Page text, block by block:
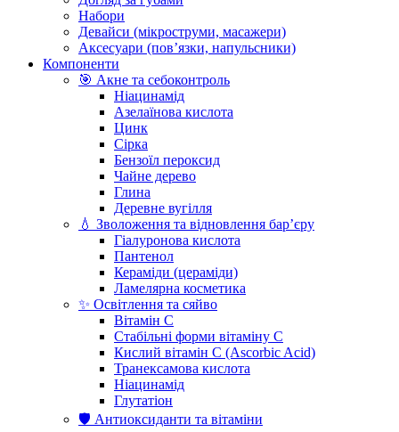
Набори
Девайси (мікроструми, масажери)
Аксесуари (повʼязки, напульсники)
Компоненти
🎯 Акне та себоконтроль
Ніацинамід
Азелаїнова кислота
Цинк
Сірка
Бензоїл пероксид
Чайне дерево
Глина
Деревне вугілля
💧 Зволоження та відновлення бар’єру
Гіалуронова кислота
Пантенол
Кераміди (цераміди)
Ламелярна косметика
✨ Освітлення та сяйво
Вітамін С
Стабільні форми вітаміну С
Кислий вітамін С (Ascorbic Acid)
Транексамова кислота
Ніацинамід
Глутатіон
🛡️ Антиоксиданти та вітаміни